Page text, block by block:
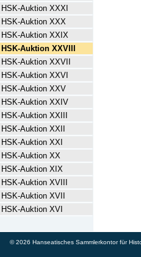
HSK-Auktion XXXI
HSK-Auktion XXX
HSK-Auktion XXIX
HSK-Auktion XXVIII
HSK-Auktion XXVII
HSK-Auktion XXVI
HSK-Auktion XXV
HSK-Auktion XXIV
HSK-Auktion XXIII
HSK-Auktion XXII
HSK-Auktion XXI
HSK-Auktion XX
HSK-Auktion XIX
HSK-Auktion XVIII
HSK-Auktion XVII
HSK-Auktion XVI
© 2026 Hanseatisches Sammlerkontor für